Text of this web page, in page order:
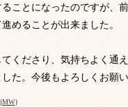
ことになったのですが、
めることが出来ました。
くださり、気持ちよく通え
た。今後もよろしくお願い
）